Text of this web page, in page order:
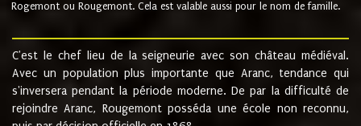
Rogemont ou Rougemont. Cela est valable aussi pour le nom de famille.
C'est le chef lieu de la seigneurie avec son château médiéval.
Avec un population plus importante que Aranc, tendance qui
s'inversera pendant la période moderne. De par la difficulté de
rejoindre Aranc, Rougemont posséda une école non reconnu,